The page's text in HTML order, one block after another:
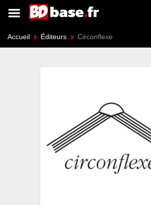
Accueil Éditeurs Circonflexe